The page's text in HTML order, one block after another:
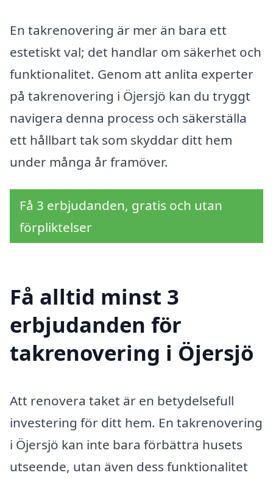
En takrenovering är mer än bara ett
estetiskt val; det handlar om säkerhet och
funktionalitet. Genom att anlita experter
på takrenovering i Öjersjö kan du tryggt
navigera denna process och säkerställa
ett hållbart tak som skyddar ditt hem
under många år framöver.
Få 3 erbjudanden, gratis och utan
förpliktelser
Få alltid minst 3
erbjudanden för
takrenovering i Öjersjö
Att renovera taket är en betydelsefull
investering för ditt hem. En takrenovering
i Öjersjö kan inte bara förbättra husets
utseende, utan även dess funktionalitet